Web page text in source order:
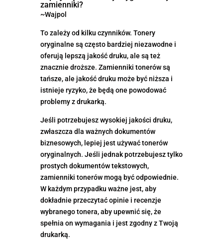
zamienniki?
~Wajpol
To zależy od kilku czynników. Tonery
oryginalne są często bardziej niezawodne i
oferują lepszą jakość druku, ale są też
znacznie droższe. Zamienniki tonerów są
tańsze, ale jakość druku może być niższa i
istnieje ryzyko, że będą one powodować
problemy z drukarką.
Jeśli potrzebujesz wysokiej jakości druku,
zwłaszcza dla ważnych dokumentów
biznesowych, lepiej jest używać tonerów
oryginalnych. Jeśli jednak potrzebujesz tylko
prostych dokumentów tekstowych,
zamienniki tonerów mogą być odpowiednie.
W każdym przypadku ważne jest, aby
dokładnie przeczytać opinie i recenzje
wybranego tonera, aby upewnić się, że
spełnia on wymagania i jest zgodny z Twoją
drukarką.